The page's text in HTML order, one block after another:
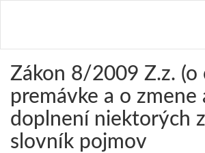
Zákon 8/2009 Z.z. (o
premávke a o zmene
doplnení niektorých
slovník pojmov